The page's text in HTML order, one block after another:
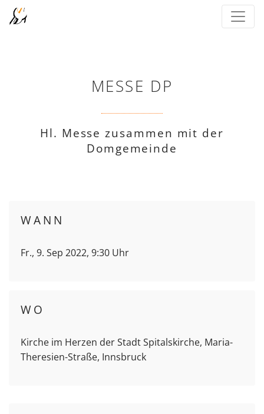
MESSE DP
Hl. Messe zusammen mit der
Domgemeinde
WANN
Fr., 9. Sep 2022, 9:30 Uhr
WO
Kirche im Herzen der Stadt Spitalskirche, Maria-
Theresien-Straße, Innsbruck